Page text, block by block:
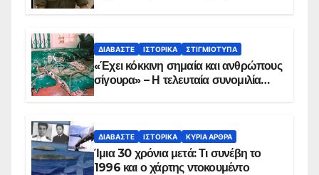
ΔΙΑΒΆΣΤΕ ΙΣΤΟΡΙΚΆ ΣΤΙΓΜΙΌΤΥΠΑ
«Έχει κόκκινη σημαία και ανθρώπους
σίγουρα» – Η τελευταία συνομιλία
ΔΙΑΒΆΣΤΕ ΙΣΤΟΡΙΚΆ ΚΥΡΙΑ ΑΡΘΡΑ
Ίμια 30 χρόνια μετά: Τι συνέβη το
1996 και ο χάρτης ντοκουμέντο